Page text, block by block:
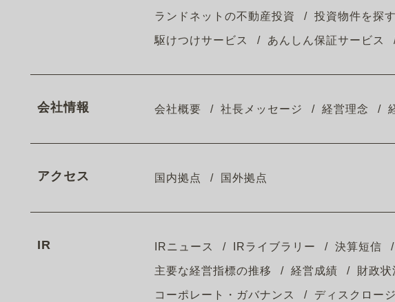
ランドネットの不動産投資 投資物件を探す
駆けつけサービス あんしん保証サービス
会社情報 会社概要 社長メッセージ 経営理念
アクセス 国内拠点 国外拠点
IR IRニュース IRライブラリー 決算短信
主要な経営指標の推移 経営成績 財政状
コーポレート・ガバナンス ディスクロー